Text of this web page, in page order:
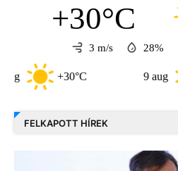
+30°C
3 m/s 28%
9 aug +30°C
FELKAPOTT HÍREK